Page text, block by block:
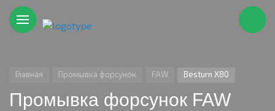
Главная Промывка форсунок FAW Besturn X80
Промывка форсунок FAW